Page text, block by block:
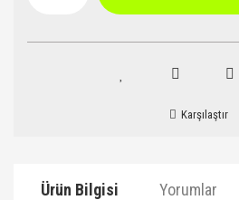
Karşılaştır
Ürün Bilgisi Yorumlar